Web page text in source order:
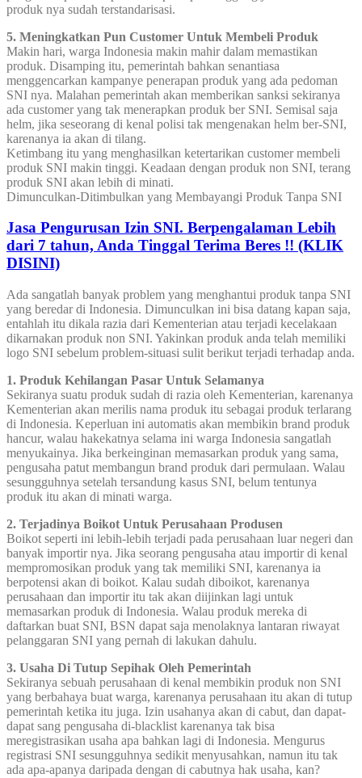
produk nya sudah terstandarisasi.
5. Meningkatkan Pun Customer Untuk Membeli Produk
Makin hari, warga Indonesia makin mahir dalam memastikan
produk. Disamping itu, pemerintah bahkan senantiasa
menggencarkan kampanye penerapan produk yang ada pedoman
SNI nya. Malahan pemerintah akan memberikan sanksi sekiranya
ada customer yang tak menerapkan produk ber SNI. Semisal saja
helm, jika seseorang di kenal polisi tak mengenakan helm ber-SNI,
karenanya ia akan di tilang.
Ketimbang itu yang menghasilkan ketertarikan customer membeli
produk SNI makin tinggi. Keadaan dengan produk non SNI, terang
produk SNI akan lebih di minati.
Dimunculkan-Ditimbulkan yang Membayangi Produk Tanpa SNI
Jasa Pengurusan Izin SNI. Berpengalaman Lebih
dari 7 tahun, Anda Tinggal Terima Beres !! (KLIK
DISINI)
Ada sangatlah banyak problem yang menghantui produk tanpa SNI
yang beredar di Indonesia. Dimunculkan ini bisa datang kapan saja,
entahlah itu dikala razia dari Kementerian atau terjadi kecelakaan
dikarnakan produk non SNI. Yakinkan produk anda telah memiliki
logo SNI sebelum problem-situasi sulit berikut terjadi terhadap anda.
1. Produk Kehilangan Pasar Untuk Selamanya
Sekiranya suatu produk sudah di razia oleh Kementerian, karenanya
Kementerian akan merilis nama produk itu sebagai produk terlarang
di Indonesia. Keperluan ini automatis akan membikin brand produk
hancur, walau hakekatnya selama ini warga Indonesia sangatlah
menyukainya. Jika berkeinginan memasarkan produk yang sama,
pengusaha patut membangun brand produk dari permulaan. Walau
sesungguhnya setelah tersandung kasus SNI, belum tentunya
produk itu akan di minati warga.
2. Terjadinya Boikot Untuk Perusahaan Produsen
Boikot seperti ini lebih-lebih terjadi pada perusahaan luar negeri dan
banyak importir nya. Jika seorang pengusaha atau importir di kenal
mempromosikan produk yang tak memiliki SNI, karenanya ia
berpotensi akan di boikot. Kalau sudah diboikot, karenanya
perusahaan dan importir itu tak akan diijinkan lagi untuk
memasarkan produk di Indonesia. Walau produk mereka di
daftarkan buat SNI, BSN dapat saja menolaknya lantaran riwayat
pelanggaran SNI yang pernah di lakukan dahulu.
3. Usaha Di Tutup Sepihak Oleh Pemerintah
Sekiranya sebuah perusahaan di kenal membikin produk non SNI
yang berbahaya buat warga, karenanya perusahaan itu akan di tutup
pemerintah ketika itu juga. Izin usahanya akan di cabut, dan dapat-
dapat sang pengusaha di-blacklist karenanya tak bisa
meregistrasikan usaha apa bahkan lagi di Indonesia. Mengurus
registrasi SNI sesungguhnya sedikit menyusahkan, namun itu tak
ada apa-apanya daripada dengan di cabutnya hak usaha, kan?